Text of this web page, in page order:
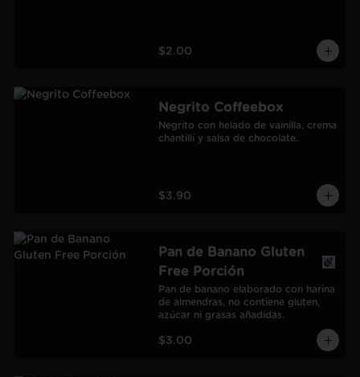
$2.00
Negrito Coffeebox
Negrito con helado de vainilla, crema
chantillí y salsa de chocolate.
$3.90
Pan de Banano Gluten
Free Porción
Pan de banano elaborado con harina
de almendras, no contiene gluten,
azúcar ni grasas añadidas.
$3.00